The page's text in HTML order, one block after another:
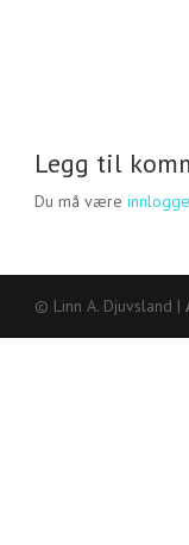
Legg til
Du må være
© Linn A. Djuvsland |